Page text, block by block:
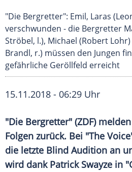
"Die Bergretter": Emil, Laras
verschwunden - die Bergretter
Ströbel, l.), Michael (Robert
Brandl, r.) müssen den Jungen
gefährliche Geröllfeld erreicht
15.11.2018 - 06:29 Uhr
"Die Bergretter" (ZDF)
Folgen zurück. Bei "The
die letzte Blind Audition an
wird dank Patrick Swayze in